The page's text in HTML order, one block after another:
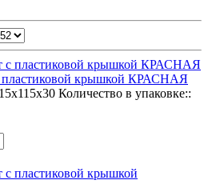
пластиковой крышкой КРАСНАЯ
Количество в упаковке::